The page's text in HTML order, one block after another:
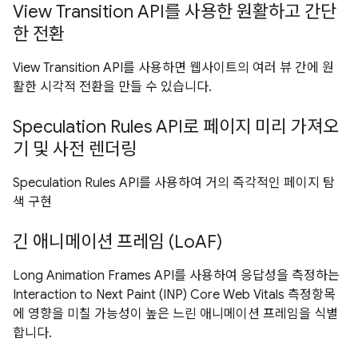
View Transition API를 사용한 원활하고 간단
한 전환
View Transition API를 사용하면 웹사이트의 여러 뷰 간에 원
활한 시각적 전환을 만들 수 있습니다.
Speculation Rules API로 페이지 미리 가져오
기 및 사전 렌더링
Speculation Rules API를 사용하여 거의 즉각적인 페이지 탐
색 구현
긴 애니메이션 프레임 (LoAF)
Long Animation Frames API를 사용하여 응답성을 측정하는
Interaction to Next Paint (INP) Core Web Vitals 측정항목
에 영향을 미칠 가능성이 높은 느린 애니메이션 프레임을 식별
합니다.